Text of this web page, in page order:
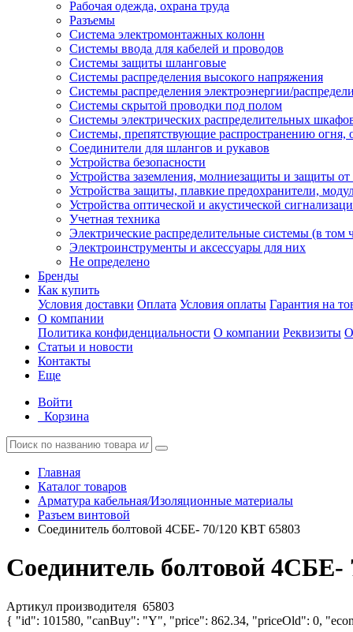
Рабочая одежда, охрана труда
Разъемы
Система электромонтажных колонн
Системы ввода для кабелей и проводов
Системы защиты шланговые
Системы распределения высокого напряжения
Системы распределения электроэнергии/
Системы скрытой проводки под полом
Системы электрических распределительных
Системы, препятствующие распространению огня,
Соединители для шлангов и рукавов
Устройства безопасности
Устройства заземления, молниезащиты и защиты
Устройства защиты, плавкие предохранители,
Устройства оптической и акустической
Учетная техника
Электрические распределительные системы (в том
Электроинструменты и аксессуары для них
Не определено
Бренды
Как купить
Условия доставки Оплата Условия оплаты Гарантия на
О компании
Политика конфиденциальности О компании Реквизиты
Статьи и новости
Контакты
Еще
Войти
Корзина
Главная
Каталог товаров
Арматура кабельная/Изоляционные материалы
Разъем винтовой
Соединитель болтовой 4СБЕ- 70/120 КВТ 65803
Соединитель болтовой 4СБЕ-
Артикул производителя 65803
{ "id": 101580, "canBuy": "Y", "price": 862.34, "priceOld": 0,